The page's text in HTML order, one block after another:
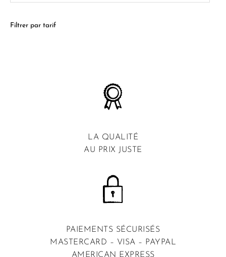
Filtrer par tarif
LA QUALITÉ
AU PRIX JUSTE
PAIEMENTS SÉCURISÉS
MASTERCARD – VISA – PAYPAL
AMERICAN EXPRESS